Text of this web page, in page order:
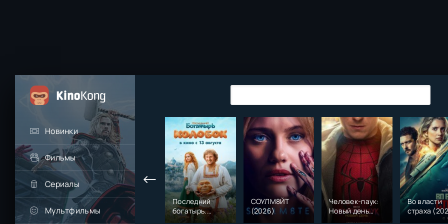
Новинки
Фильмы
Сериалы
Мультфильмы
Последний
богатырь.
Колобок (2026)
СОУЛМ8ЙТ
(2026)
Человек-паук:
Новый день
(2026)
Во власти
страха